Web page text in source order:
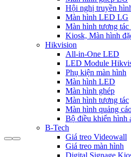
Hội nghị truyền
Màn hình LED LG
Màn hình tương tác
Kiosk, Màn hình
Hikvision
All-in-One LED
LED Module
Phụ kiện màn hình
Màn hình LED
Màn hình ghép
Màn hình tương tác
Màn hình quảng
Bộ điều khiển hình
B-Tech
Giá treo Videowall
Giá treo màn hình
Digital Signage